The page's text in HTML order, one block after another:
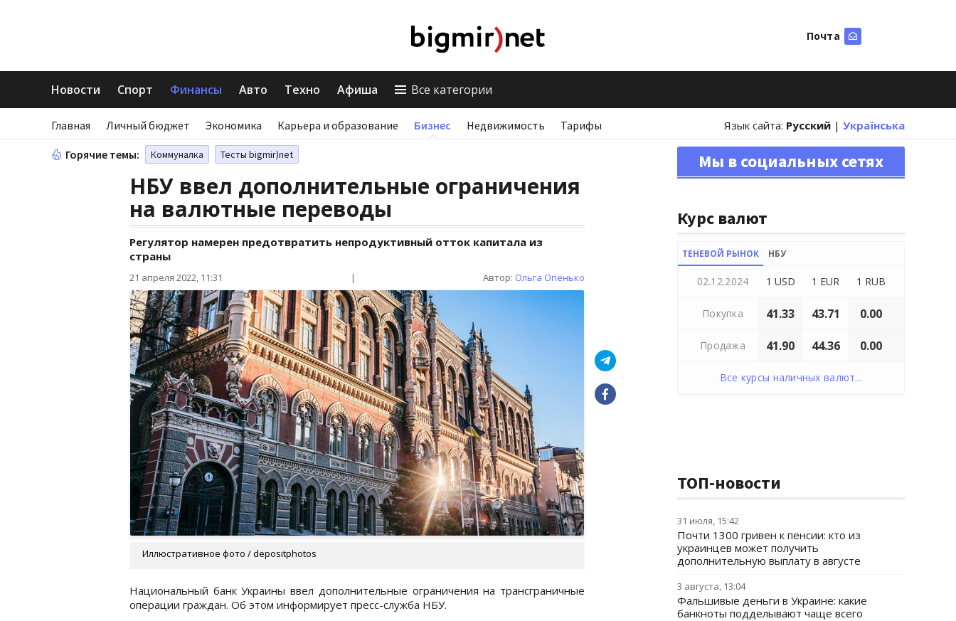
Почта
Новости Спорт Финансы Авто Техно Афиша Все категории
Главная Личный бюджет Экономика Карьера и образование Бизнес Недвижимость Тарифы Язык сайта: Русский | Українська
Горячие темы: Коммуналка Тесты bigmir)net
НБУ ввел дополнительные ограничения
на валютные переводы
Регулятор намерен предотвратить непродуктивный отток капитала из
страны
21 апреля 2022, 11:31 | Автор: Ольга Опенько
Иллюстративное фото / depositphotos
Национальный банк Украины ввел дополнительные ограничения на трансграничные
операции граждан. Об этом информирует пресс-служба НБУ.
Мы в социальных сетях
Курс валют
ТЕНЕВОЙ РЫНОК НБУ
02.12.2024 1 USD 1 EUR 1 RUB
Покупка 41.33 43.71 0.00
Продажа 41.90 44.36 0.00
Все курсы наличных валют...
ТОП-новости
31 июля, 15:42
Почти 1300 гривен к пенсии: кто из
украинцев может получить
дополнительную выплату в августе
3 августа, 13:04
Фальшивые деньги в Украине: какие
банкноты подделывают чаще всего